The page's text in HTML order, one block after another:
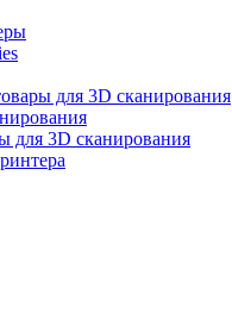
для 3D сканирования
для 3D сканирования